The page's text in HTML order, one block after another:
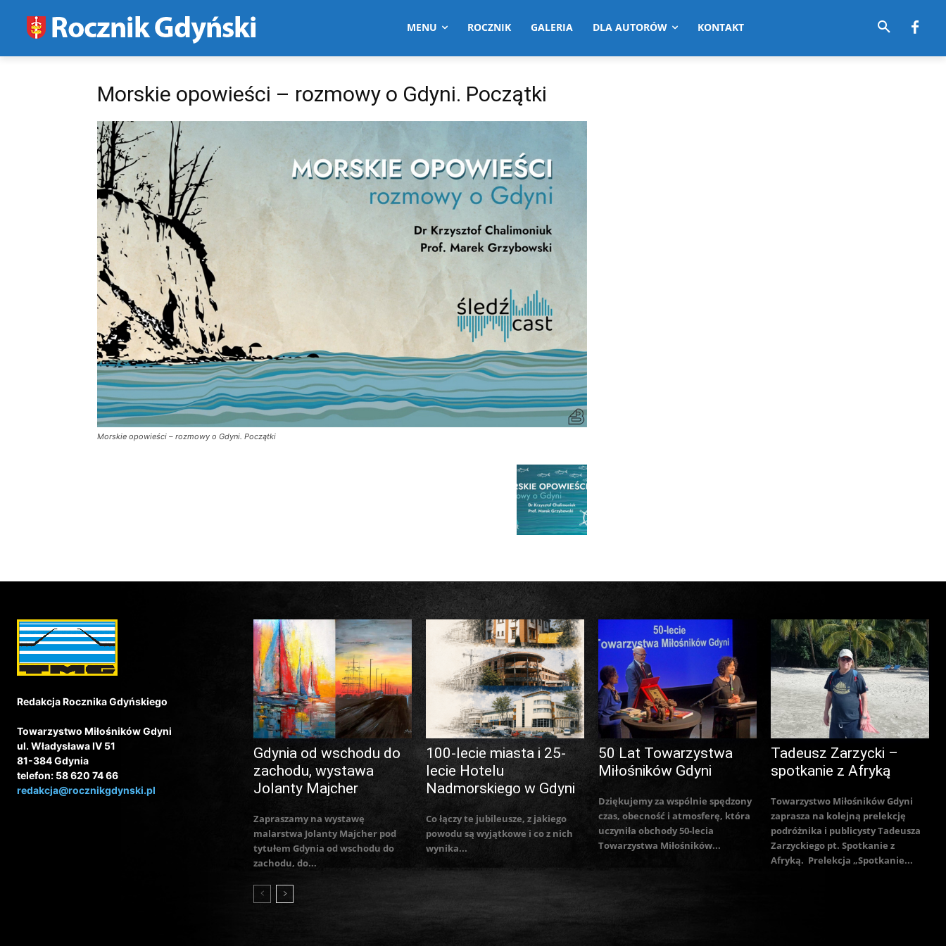
MENU ROCZNIK GALERIA DLA AUTORÓW KONTAKT
Morskie opowieści – rozmowy o Gdyni. Początki
Morskie opowieści – rozmowy o Gdyni. Początki
Redakcja Rocznika Gdyńskiego
Towarzystwo Miłośników Gdyni
ul. Władysława IV 51
81-384 Gdynia
telefon: 58 620 74 66
redakcja@rocznikgdynski.pl
Gdynia od wschodu do
zachodu, wystawa
Jolanty Majcher
Zapraszamy na wystawę
malarstwa Jolanty Majcher pod
tytułem Gdynia od wschodu do
zachodu, do...
100-lecie miasta i 25-
lecie Hotelu
Nadmorskiego w Gdyni
Co łączy te jubileusze, z jakiego
powodu są wyjątkowe i co z nich
wynika...
50 Lat Towarzystwa
Miłośników Gdyni
Dziękujemy za wspólnie spędzony
czas, obecność i atmosferę, która
uczyniła obchody 50-lecia
Towarzystwa Miłośników...
Tadeusz Zarzycki –
spotkanie z Afryką
Towarzystwo Miłośników Gdyni
zaprasza na kolejną prelekcję
podróżnika i publicysty Tadeusza
Zarzyckiego pt. Spotkanie z
Afryką. Prelekcja „Spotkanie...